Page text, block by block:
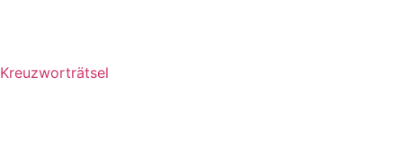
Kreuzworträtsel